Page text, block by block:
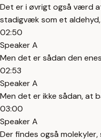
Det er i øvrigt også værd
stadigvæk som et
02:50
Speaker A
Men det er sådan den
02:53
Speaker A
Men det er ikke sådan, at
03:00
Speaker A
Der findes også